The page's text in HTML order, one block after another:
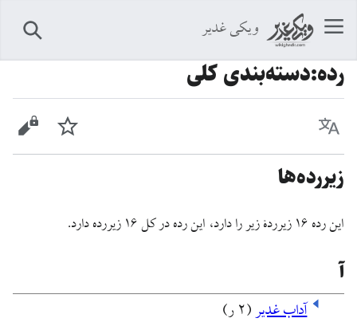
ویکی غدیر
رده:دسته‌بندی کلی
زبان پیگیری
زیررده‌ها
این رده ۱۶ زیرردۀ زیر را دارد، این رده در کل ۱۶ زیررده دارد.
آ
آداب غدیر(۲ ر)